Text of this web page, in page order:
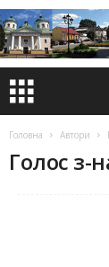
Головна Автори
Голос з-